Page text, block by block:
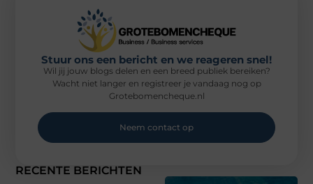
RECENTE BERICHTEN
Stuur ons een bericht en we reageren snel!
Wil jij jouw blogs delen en een breed publiek bereiken?
Wacht niet langer en registreer je vandaag nog op
Grotebomencheque.nl
Neem contact op